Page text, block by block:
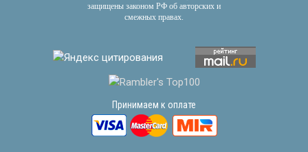
защищены законом РФ об авторских и
смежных правах.
Принимаем к оплате